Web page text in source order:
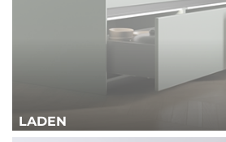
LADEN